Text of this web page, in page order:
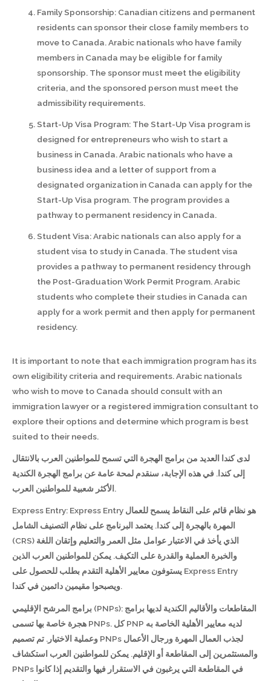
Family Sponsorship: Canadian citizens and permanent
residents can sponsor their close family members to
move to Canada. Arabic nationals who have family
members in Canada may be eligible for family
sponsorship. The sponsor must meet the eligibility
criteria, and the sponsored person must meet the
admissibility requirements.
Start-Up Visa Program: The Start-Up Visa program is
designed for entrepreneurs who wish to start a
business in Canada. Arabic nationals who have a
business idea and a letter of support from a
designated organization in Canada can apply for the
Start-Up Visa program. The program provides a
pathway to permanent residency in Canada.
Student Visa: Arabic nationals can also apply for a
student visa to study in Canada. The student visa
provides a pathway to permanent residency through
the Post-Graduation Work Permit Program. Arabic
students who complete their studies in Canada can
apply for a work permit and then apply for permanent
residency.
It is important to note that each immigration program has its
own eligibility criteria and requirements. Arabic nationals
who wish to move to Canada should consult with an
immigration lawyer or a registered immigration consultant to
explore their options and determine which program is best
suited to their needs.
لدى كندا العديد من برامج الهجرة التي تسمح للمواطنين العرب بالانتقال
إلى كندا. في هذه الإجابة، سنقدم لمحة عامة عن برامج الهجرة الكندية
الأكثر شعبية للمواطنين العرب.
Express Entry: Express Entry هو نظام قائم على النقاط يسمح للعمال
المهرة بالهجرة إلى كندا. يعتمد البرنامج على نظام التصنيف الشامل
(CRS) الذي يأخذ في الاعتبار عوامل مثل العمر والتعليم وإتقان اللغة
والخبرة العملية والقدرة على التكيف. يمكن للمواطنين العرب الذين
يستوفون معايير الأهلية التقدم بطلب للحصول على Express Entry
ويصبحوا مقيمين دائمين في كندا.
برامج المرشح الإقليمي (PNPs): المقاطعات والأقاليم الكندية لديها برامج
هجرة خاصة بها تسمى PNPs. كل PNP لديه معايير الأهلية الخاصة به
وعملية الاختيار. تم تصميم PNPs لجذب العمال المهرة ورجال الأعمال
والمستثمرين إلى المقاطعة أو الإقليم. يمكن للمواطنين العرب استكشاف
PNPs في المقاطعة التي يرغبون في الاستقرار فيها والتقديم إذا كانوا